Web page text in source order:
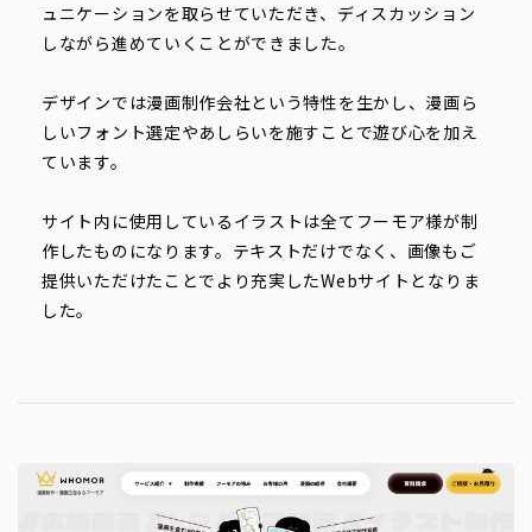
ュニケーションを取らせていただき、ディスカッション
しながら進めていくことができました。
デザインでは漫画制作会社という特性を生かし、漫画ら
しいフォント選定やあしらいを施すことで遊び心を加え
ています。
サイト内に使用しているイラストは全てフーモア様が制
作したものになります。テキストだけでなく、画像もご
提供いただけたことでより充実したWebサイトとなりま
した。